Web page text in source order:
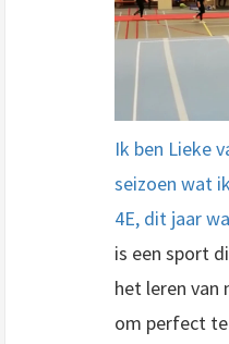
Ik ben Lieke
seizoen wat
4E, dit jaar
is een sport
het leren van
om perfect